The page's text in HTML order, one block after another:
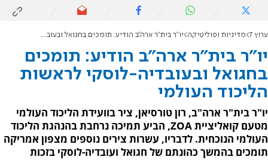
ערוץ 7 מדיניות ופוליטיקה יו"ר בית"ר ארה"ב הודיע: תומכים בחגואל ובעובדיה-לוסקי לראשות הליכוד העולמי
יו"ר בית"ר ארה"ב הודיע: תומכים
בחגואל ובעובדיה-לוסקי לראשות
הליכוד העולמי
יו"ר בית"ר ארה"ב, רון טורסיאן, ציר בוועידת הליכוד העולמי
מטעם קואליציית ZOA, הביע תמיכה נרחבת בהנהגת הליכוד
העולמי הנוכחית. לדבריו, עשרות צירים נוספים מצפון אמריקה
תומכים בהמשך כהונתם של חגואל ועובדיה-לוסקי בזכות